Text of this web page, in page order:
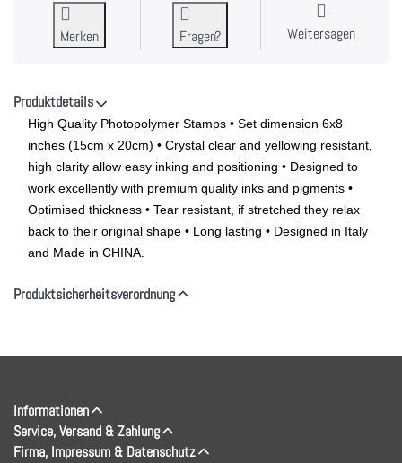
Merken Fragen? Weitersagen
Produktdetails
High Quality Photopolymer Stamps • Set dimension 6x8
inches (15cm x 20cm) • Crystal clear and yellowing resistant,
high clarity allow easy inking and positioning • Designed to
work excellently with premium quality inks and pigments •
Optimised thickness • Tear resistant, if stretched they relax
back to their original shape • Long lasting • Designed in Italy
and Made in CHINA.
Produktsicherheitsverordnung
Informationen
Service, Versand & Zahlung
Firma, Impressum & Datenschutz